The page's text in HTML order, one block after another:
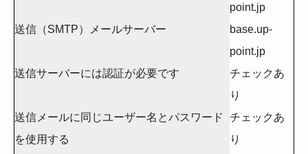
point.jp
送信（SMTP）メールサーバー
base.up-
point.jp
送信サーバーには認証が必要です
チェックあ
り
送信メールに同じユーザー名とパスワード
を使用する
チェックあ
り